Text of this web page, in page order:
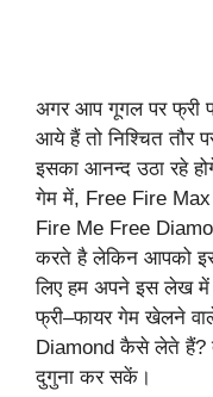
अगर आप गूगल पर फ्री
आये हैं तो निश्चित तौर
इसका आनन्द उठा रहे
गेम में, Free Fire
Fire Me Free
करते है लेकिन आपको
लिए हम अपने इस लेख में
फ्री–फायर गेम खेलने
Diamond कैसे लेते हैं?
दुगुना कर सकें।